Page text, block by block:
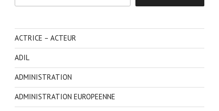
ACTRICE – ACTEUR
ADIL
ADMINISTRATION
ADMINISTRATION EUROPEENNE